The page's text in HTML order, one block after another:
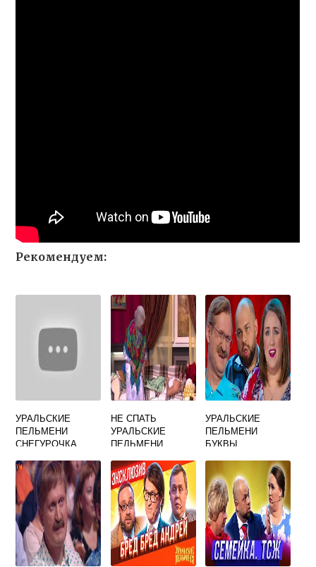
Рекомендуем:
УРАЛЬСКИЕ
ПЕЛЬМЕНИ
СНЕГУРОЧКА
НЕ СПАТЬ
УРАЛЬСКИЕ
ПЕЛЬМЕНИ
УРАЛЬСКИЕ
ПЕЛЬМЕНИ
БУКВЫ